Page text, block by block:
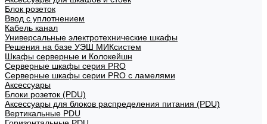
Блок розеток
Ввод с уплотнением
Кабель канал
Универсальные электротехнические шкафы
Решения на базе УЭШ МИКсистем
Шкафы серверные и Колокейшн
Серверные шкафы серия PRO
Серверные шкафы серии PRO с ламелями
Аксессуары
Блоки розеток (PDU)
Аксессуары для блоков распределения питания (PDU)
Вертикальные PDU